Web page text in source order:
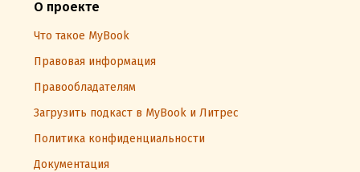
О проекте
Что такое MyBook
Правовая информация
Правообладателям
Загрузить подкаст в MyBook и Литрес
Политика конфиденциальности
Документация